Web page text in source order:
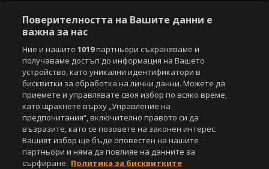
Поверителността на Вашите данни е
важна за нас
Ние и нашите1019партньори съхраняваме и
получаваме достъп до информация на Вашето
устройство, като уникални идентификатори в
бисквитки за обработка на лични данни. Можете да
приемете и управлявате своя избор по всяко време,
като щракнете върху „Управление на
предпочитания“, включително правото си да
възразите, като се позовете на законен интерес.
Вашият избор ще бъде оповестен на нашите
партньори и няма да повлияе на данните за
сърфиране. Политика за бисквитките